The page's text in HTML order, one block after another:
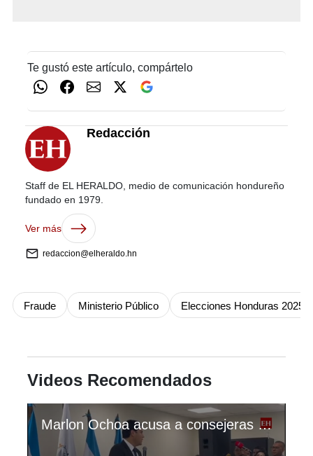
Te gustó este artículo, compártelo
Redacción
Staff de EL HERALDO, medio de comunicación hondureño
fundado en 1979.
Ver más
redaccion@elheraldo.hn
Fraude Ministerio Público Elecciones Honduras 2025
Videos Recomendados
Marlon Ochoa acusa a consejeras del CNE de proponer sistema para fraude electoral